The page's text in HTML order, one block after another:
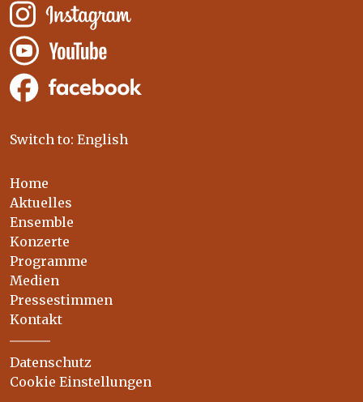
Switch to: English
Home
Aktuelles
Ensemble
Konzerte
Programme
Medien
Pressestimmen
Kontakt
Datenschutz
Cookie Einstellungen